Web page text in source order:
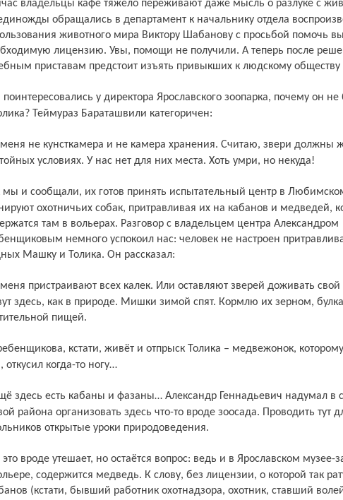
обращались в департамент к начальнику отдела
животного мира Виктору Шабанову с просьбой помочь
лицензию. Увы, помощи не получили. А теперь после
приставам предстоит изъять привыкших к людскому обществу
Теймураз Бараташвили категоричен:
условиях. У нас нет для них места. Хоть умри, но некуда!
охотничьих собак, притравливая их на кабанов и медведей,
там в вольерах. Разговор с владельцем центра Александром
немного успокоил нас: человек не настроен
Машку и Толика. Он рассказал:
здесь, как в природе. Мишки зимой спят. Кормлю их зерном,
пищей.
откусил когда-то ногу…
района организовать здесь что-то вроде зоосада. Проводить тут
открытые уроки природоведения.
содержится медведь. К слову, без лицензии, о которой так
(кстати, бывший работник охотнадзора, охотник, ставший